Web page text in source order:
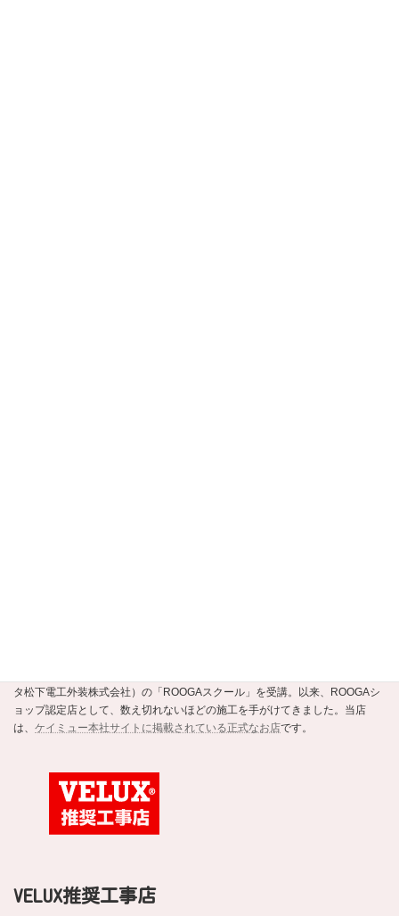
タ松下電工外装株式会社）の「ROOGAスクール」を受講。以来、ROOGAシ
ョップ認定店として、数え切れないほどの施工を手がけてきました。当店
は、 ケイミュー本社サイトに掲載されている正式なお店です。
VELUX推奨工事店